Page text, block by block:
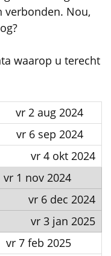
verbonden. Nou,
waarop u terecht
vr 2 aug 2024
vr 6 sep 2024
vr 4 okt 2024
vr 1 nov 2024
vr 6 dec 2024
vr 3 jan 2025
vr 7 feb 2025